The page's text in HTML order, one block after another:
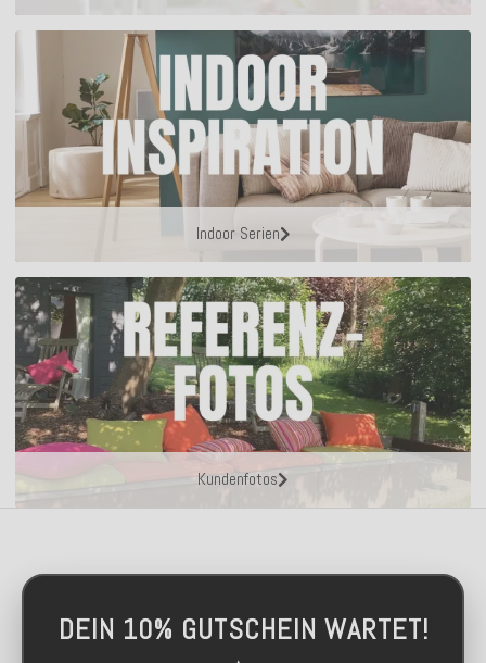
Indoor Serien
Kundenfotos
DEIN 10% GUTSCHEIN WARTET!